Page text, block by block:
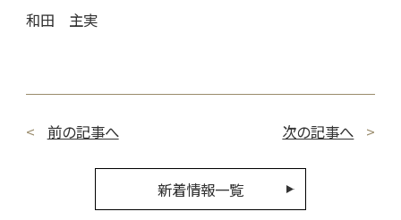
和田 主実
前の記事へ 次の記事へ
新着情報一覧